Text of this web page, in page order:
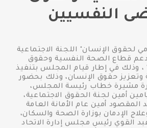
النفسيين
لحقوق الإنسان" اللجنة الاجتماعية
دعم قطاع الصحة النفسية وحقوق
وذلك في إطار قيام المجلس بتنفيذ
حقوق الإنسان، وذلك بحضور
مشيرة خطاب رئيسة المجلس،
أمين لجنة الحقوق الاجتماعية،
المقصود أمين عام الأمانة العامة
الإدمان بوزارة الصحة والسكان،
القوي رئيس مجلس إدارة الاتحاد